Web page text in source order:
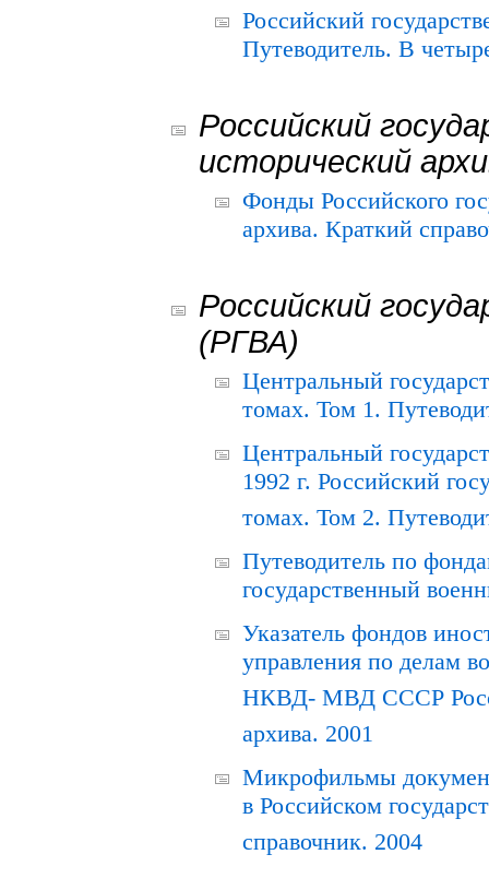
Российский
Путеводитель. В
Российский
исторический
Фонды Российского
архива. Краткий
Российский
(РГВА)
Центральный
томах. Том 1.
Центральный
1992 г. Российский
томах. Том 2.
Путеводитель по
государственный
Указатель фондов
управления по делам
НКВД- МВД СССР
архива. 2001
Микрофильмы
в Российском
справочник. 2004